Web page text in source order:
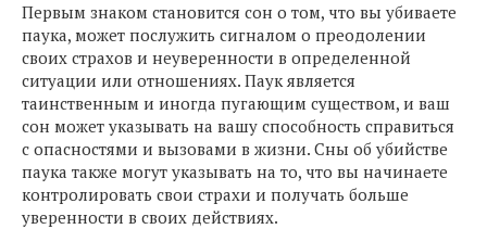
Первым знаком становится сон о том, что вы убиваете
паука, может послужить сигналом о преодолении
своих страхов и неуверенности в определенной
ситуации или отношениях. Паук является
таинственным и иногда пугающим существом, и ваш
сон может указывать на вашу способность справиться
с опасностями и вызовами в жизни. Сны об убийстве
паука также могут указывать на то, что вы начинаете
контролировать свои страхи и получать больше
уверенности в своих действиях.